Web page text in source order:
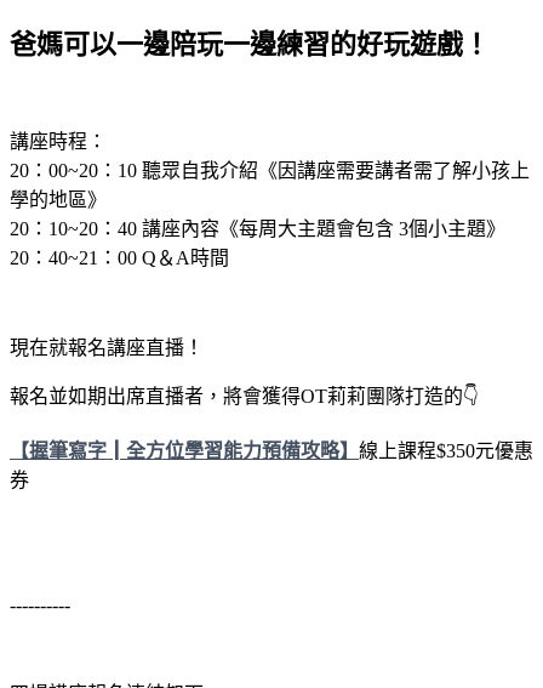
爸媽可以一邊陪玩一邊練習的好玩遊戲！
講座時程：
20：00~20：10 聽眾自我介紹《因講座需要講者需了解小孩上
學的地區》
20：10~20：40 講座內容《每周大主題會包含 3個小主題》
20：40~21：00 Q＆A時間
現在就報名講座直播！
報名並如期出席直播者，將會獲得OT莉莉團隊打造的👇
【握筆寫字┃全方位學習能力預備攻略】 線上課程$350元優惠
券
----------